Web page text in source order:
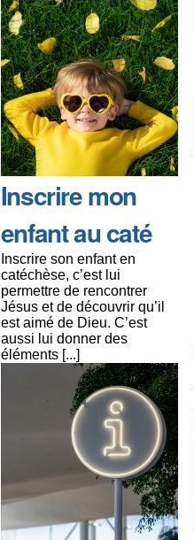
Inscrire mon
enfant au caté
Inscrire son enfant en
catéchèse, c’est lui
permettre de rencontrer
Jésus et de découvrir qu’il
est aimé de Dieu. C’est
aussi lui donner des
éléments [...]